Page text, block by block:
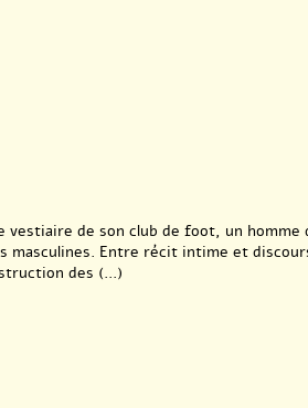
vestiaire de son club de foot, un homme
masculines. Entre récit intime et
des (...)